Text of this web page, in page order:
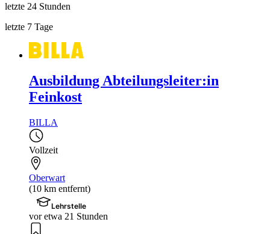
letzte 24 Stunden
letzte 7 Tage
Ausbildung Abteilungsleiter:in
Feinkost
BILLA
Vollzeit
Oberwart
(10 km entfernt)
Lehrstelle
vor etwa 21 Stunden